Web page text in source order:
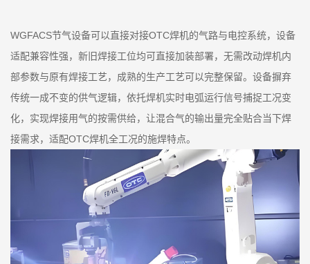
WGFACS节气设备可以直接对接OTC焊机的气路与电控系统，设备
适配兼容性强，新旧焊接工位均可直接加装部署，无需改动焊机内
部参数与原有焊接工艺，成熟的生产工艺可以完整保留。设备摒弃
传统一成不变的供气逻辑，依托焊机实时电弧运行信号捕捉工况变
化，实现焊接用气的按需供给，让混合气的输出量完全贴合当下焊
接需求，适配OTC焊机全工况的施焊特点。